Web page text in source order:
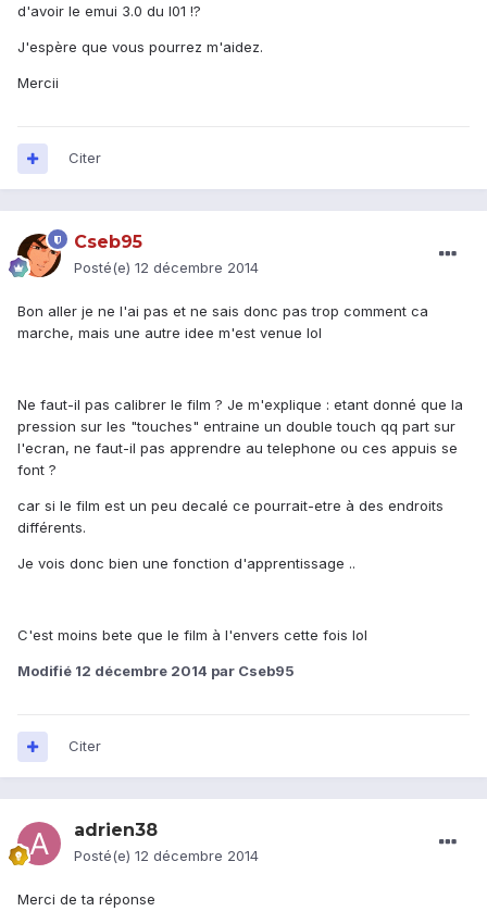
d'avoir le emui 3.0 du l01 !?
J'espère que vous pourrez m'aidez.
Mercii
Citer
Cseb95
Posté(e) 12 décembre 2014
Bon aller je ne l'ai pas et ne sais donc pas trop comment ca
marche, mais une autre idee m'est venue lol
Ne faut-il pas calibrer le film ? Je m'explique : etant donné que la
pression sur les "touches" entraine un double touch qq part sur
l'ecran, ne faut-il pas apprendre au telephone ou ces appuis se
font ?
car si le film est un peu decalé ce pourrait-etre à des endroits
différents.
Je vois donc bien une fonction d'apprentissage ..
C'est moins bete que le film à l'envers cette fois lol
Modifié 12 décembre 2014 par Cseb95
Citer
adrien38
Posté(e) 12 décembre 2014
Merci de ta réponse